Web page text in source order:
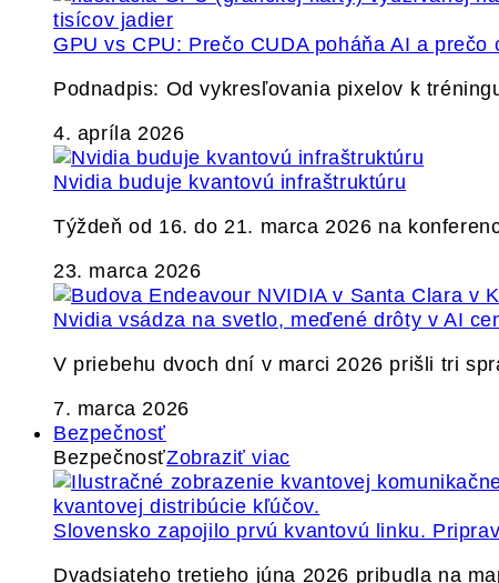
GPU vs CPU: Prečo CUDA poháňa AI a
Podnadpis: Od vykresľovania pixelov k
4. apríla 2026
Nvidia buduje kvantovú infraštruktúru
Týždeň od 16. do 21. marca 2026 na
23. marca 2026
Nvidia vsádza na svetlo, meďené drôty v AI
V priebehu dvoch dní v marci 2026 prišli tri
7. marca 2026
Bezpečnosť
BezpečnosťZobraziť viac
Slovensko zapojilo prvú kvantovú linku.
Dvadsiateho tretieho júna 2026 pribudla na